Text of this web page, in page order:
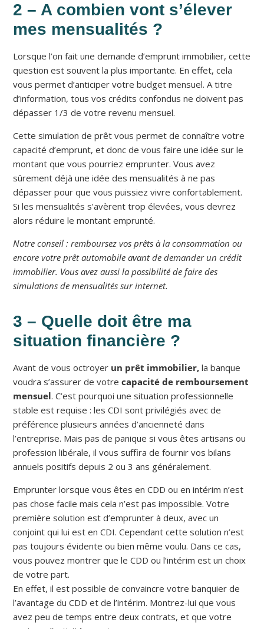
2 – A combien vont s’élever
mes mensualités ?
Lorsque l’on fait une demande d’emprunt immobilier, cette
question est souvent la plus importante. En effet, cela
vous permet d’anticiper votre budget mensuel. A titre
d’information, tous vos crédits confondus ne doivent pas
dépasser 1/3 de votre revenu mensuel.
Cette simulation de prêt vous permet de connaître votre
capacité d’emprunt, et donc de vous faire une idée sur le
montant que vous pourriez emprunter. Vous avez
sûrement déjà une idée des mensualités à ne pas
dépasser pour que vous puissiez vivre confortablement.
Si les mensualités s’avèrent trop élevées, vous devrez
alors réduire le montant emprunté.
Notre conseil : remboursez vos prêts à la consommation ou
encore votre prêt automobile avant de demander un crédit
immobilier. Vous avez aussi la possibilité de faire des
simulations de mensualités sur internet.
3 – Quelle doit être ma
situation financière ?
Avant de vous octroyer un prêt immobilier, la banque
voudra s’assurer de votre capacité de remboursement
mensuel. C’est pourquoi une situation professionnelle
stable est requise : les CDI sont privilégiés avec de
préférence plusieurs années d’ancienneté dans
l’entreprise. Mais pas de panique si vous êtes artisans ou
profession libérale, il vous suffira de fournir vos bilans
annuels positifs depuis 2 ou 3 ans généralement.
Emprunter lorsque vous êtes en CDD ou en intérim n’est
pas chose facile mais cela n’est pas impossible. Votre
première solution est d’emprunter à deux, avec un
conjoint qui lui est en CDI. Cependant cette solution n’est
pas toujours évidente ou bien même voulu. Dans ce cas,
vous pouvez montrer que le CDD ou l’intérim est un choix
de votre part.
En effet, il est possible de convaincre votre banquier de
l’avantage du CDD et de l’intérim. Montrez-lui que vous
avez peu de temps entre deux contrats, et que votre